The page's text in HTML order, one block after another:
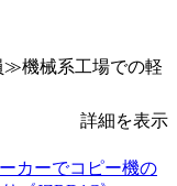
≫機械系工場での軽
詳細を表示